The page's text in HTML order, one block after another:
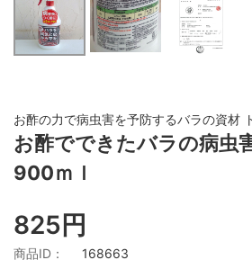
お酢の力で病虫害を予防するバラの資材
お酢でできたバラの病虫
900ｍｌ
825円
商品ID： 168663